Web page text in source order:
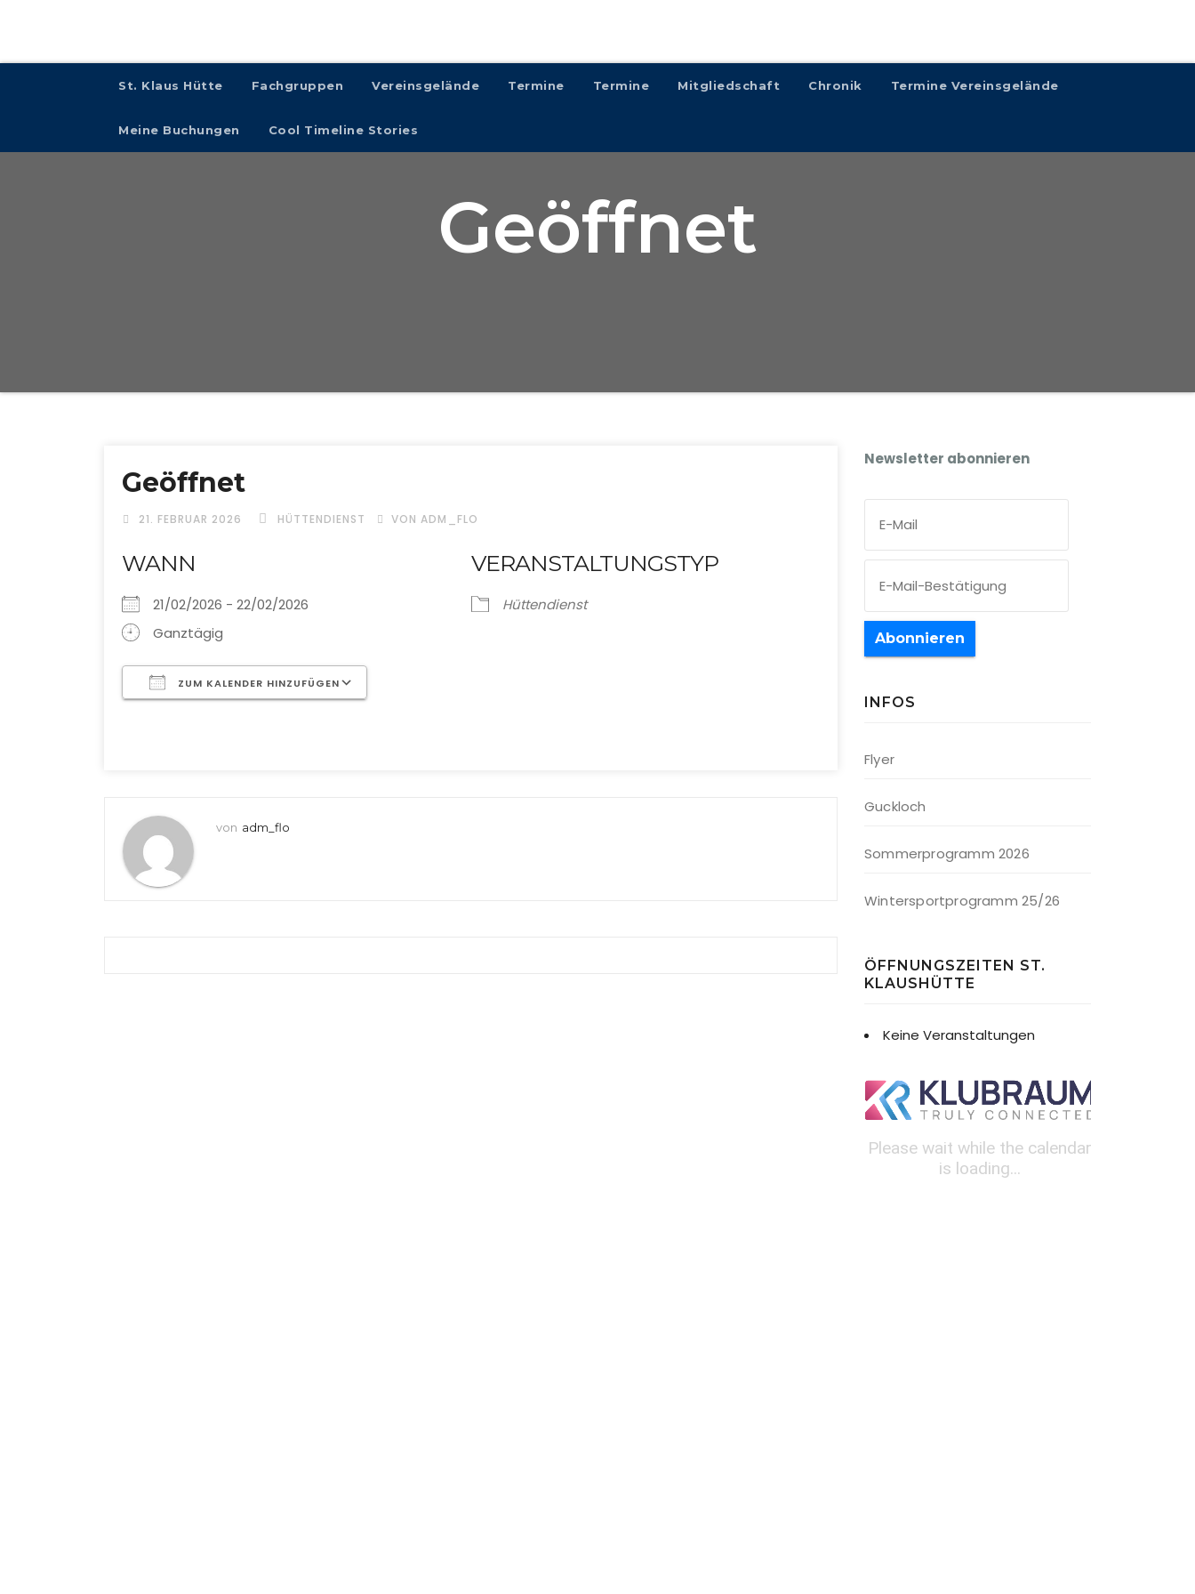
St. Klaus Hütte Fachgruppen Vereinsgelände Termine Termine Mitgliedschaft Chronik Termine Vereinsgelände
Meine Buchungen Cool Timeline Stories
Geöffnet
Geöffnet
21. FEBRUAR 2026 HÜTTENDIENST VON ADM_FLO
WANN
21/02/2026 - 22/02/2026
Ganztägig
ZUM KALENDER HINZUFÜGEN
VERANSTALTUNGSTYP
Hüttendienst
von adm_flo
Newsletter abonnieren
Abonnieren
INFOS
Flyer
Guckloch
Sommerprogramm 2026
Wintersportprogramm 25/26
ÖFFNUNGSZEITEN ST.
KLAUSHÜTTE
Keine Veranstaltungen